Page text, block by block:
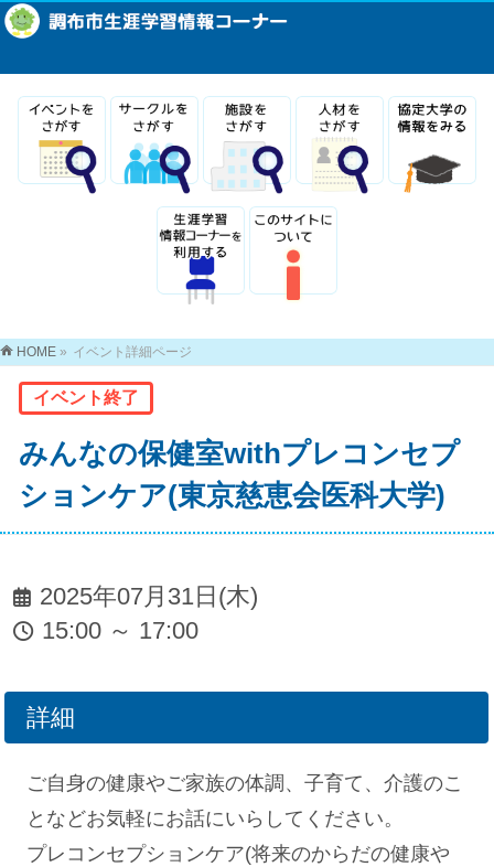
HOME » イベント詳細ページ
イベント終了
みんなの保健室withプレコンセプ
ションケア(東京慈恵会医科大学)
2025年07月31日(木)
15:00 ～ 17:00
詳細
ご自身の健康やご家族の体調、子育て、介護のこ
となどお気軽にお話にいらしてください。
プレコンセプションケア(将来のからだの健康や